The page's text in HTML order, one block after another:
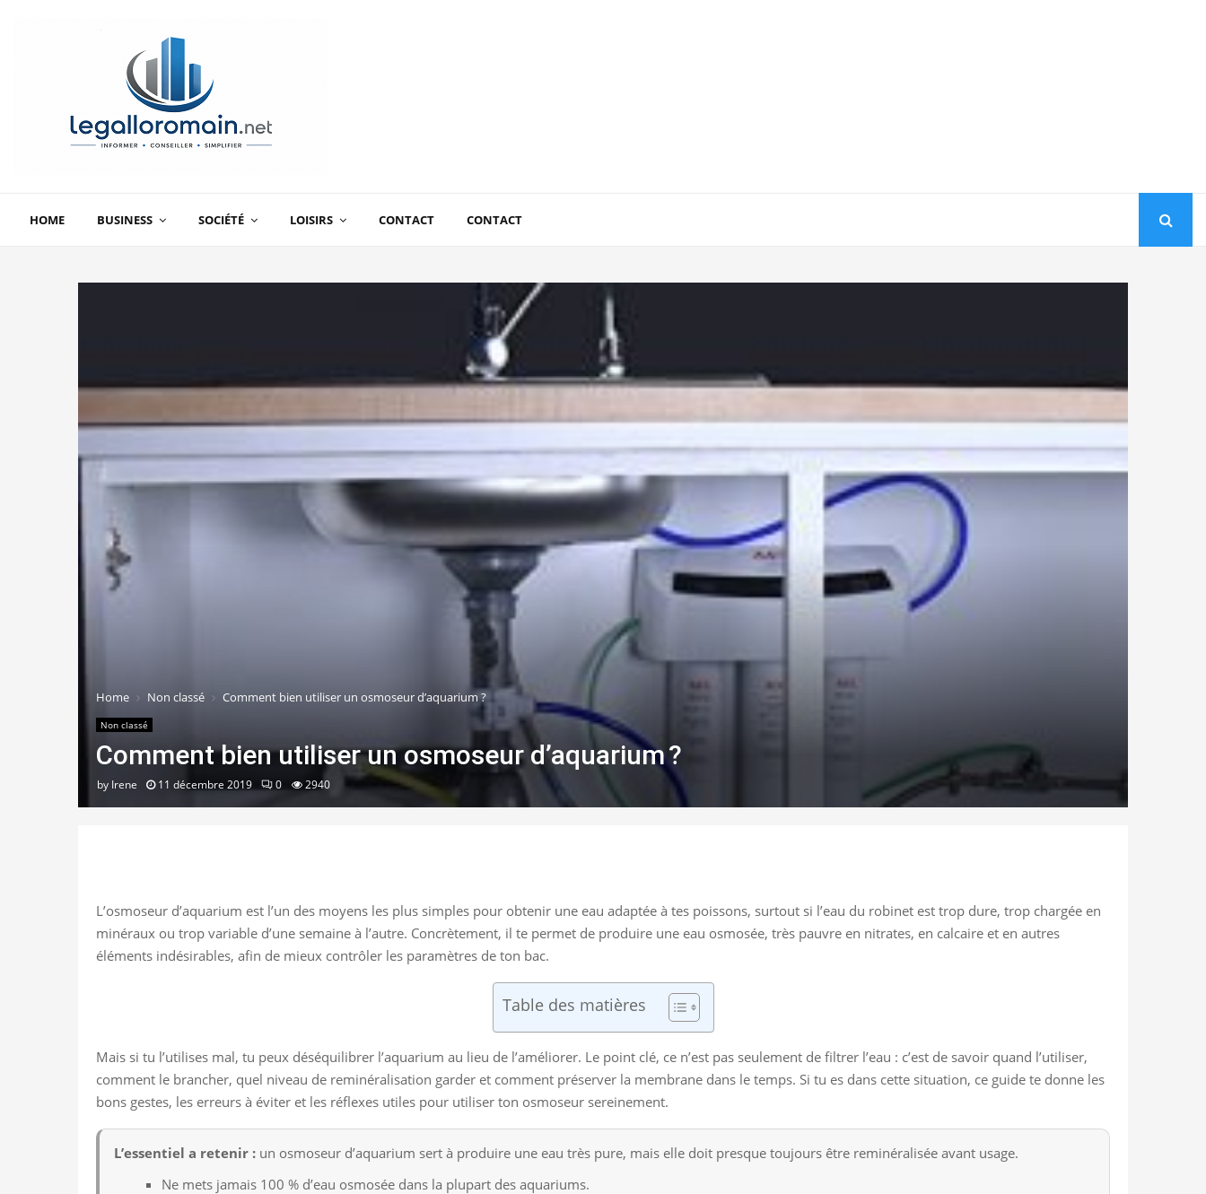
HOME BUSINESS SOCIÉTÉ LOISIRS CONTACT CONTACT
Home Non classé Comment bien utiliser un osmoseur d’aquarium ?
Non classé
Comment bien utiliser un osmoseur d’aquarium ?
by Irene 11 décembre 2019 0 2940
L’osmoseur d’aquarium est l’un des moyens les plus simples pour obtenir une eau adaptée à tes poissons, surtout si l’eau du robinet est trop dure, trop chargée en
minéraux ou trop variable d’une semaine à l’autre. Concrètement, il te permet de produire une eau osmosée, très pauvre en nitrates, en calcaire et en autres
éléments indésirables, afin de mieux contrôler les paramètres de ton bac.
Table des matières
Mais si tu l’utilises mal, tu peux déséquilibrer l’aquarium au lieu de l’améliorer. Le point clé, ce n’est pas seulement de filtrer l’eau : c’est de savoir quand l’utiliser,
comment le brancher, quel niveau de reminéralisation garder et comment préserver la membrane dans le temps. Si tu es dans cette situation, ce guide te donne les
bons gestes, les erreurs à éviter et les réflexes utiles pour utiliser ton osmoseur sereinement.
L’essentiel a retenir : un osmoseur d’aquarium sert à produire une eau très pure, mais elle doit presque toujours être reminéralisée avant usage.
Ne mets jamais 100 % d’eau osmosée dans la plupart des aquariums.